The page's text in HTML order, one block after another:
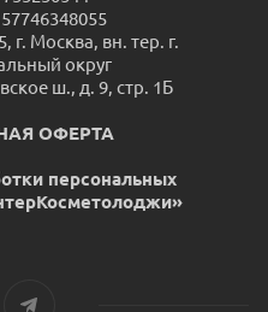
г. Москва, вн. тер. г.
округ
ш., д. 9, стр. 1Б
ОФЕРТА
персональных